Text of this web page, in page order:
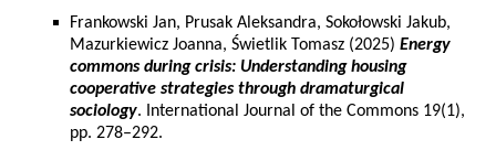
Frankowski Jan, Prusak Aleksandra, Sokołowski Jakub,
Mazurkiewicz Joanna, Świetlik Tomasz (2025) Energy
commons during crisis: Understanding housing
cooperative strategies through dramaturgical
sociology. International Journal of the Commons 19(1),
pp. 278–292.